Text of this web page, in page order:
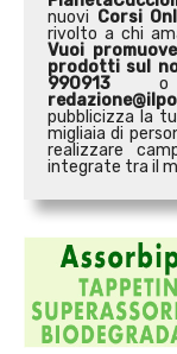
nuovi Corsi
rivolto a chi
Vuoi
prodotti sul
990913 o
pubblicizza la
migliaia di
realizzare
integrate tra il